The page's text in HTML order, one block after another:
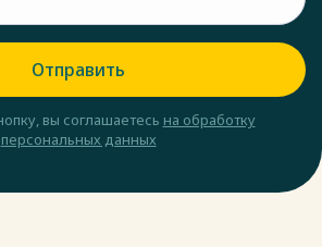
Отправить
вы соглашаетесь на обработку
персональных данных